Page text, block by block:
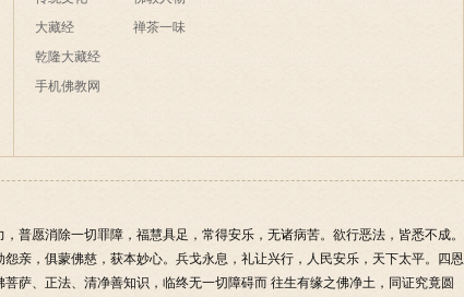
大藏经
乾隆大藏经
手机佛教网
禅茶一味
普愿消除一切罪障，福慧具足，常得安乐，无诸病苦。欲行恶法，皆悉不成。
亲，俱蒙佛慈，获本妙心。兵戈永息，礼让兴行，人民安乐，天下太平。四恩
萨、正法、清净善知识，临终无一切障碍而 往生有缘之佛净土，同证究竟圆